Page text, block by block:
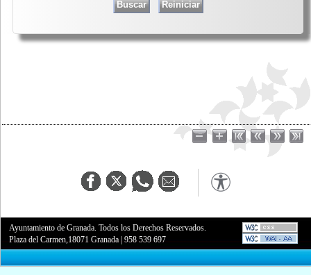
Ayuntamiento de Granada. Todos los Derechos Reservados.
Plaza del Carmen,18071 Granada |958 539 697